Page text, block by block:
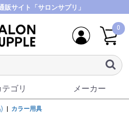
販サイト「サロンサプリ」
0
テゴリ メーカー
カラー用具